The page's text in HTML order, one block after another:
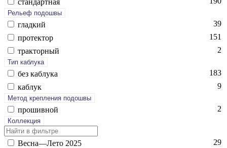
стан­дарт­ная
Рельеф подошвы
глад­кий
39
про­тек­тор
151
трак­торный
2
Тип каблука
без каб­лу­ка
183
каб­лук
9
Метод крепления подошвы
про­шив­ной 2
Коллекция
Вес­на—Ле­то 2025
29